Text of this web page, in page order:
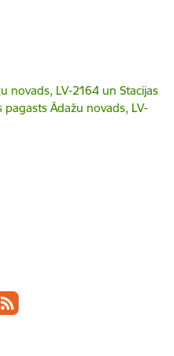
novads, LV-2164 un Stacijas
pagasts Ādažu novads, LV-